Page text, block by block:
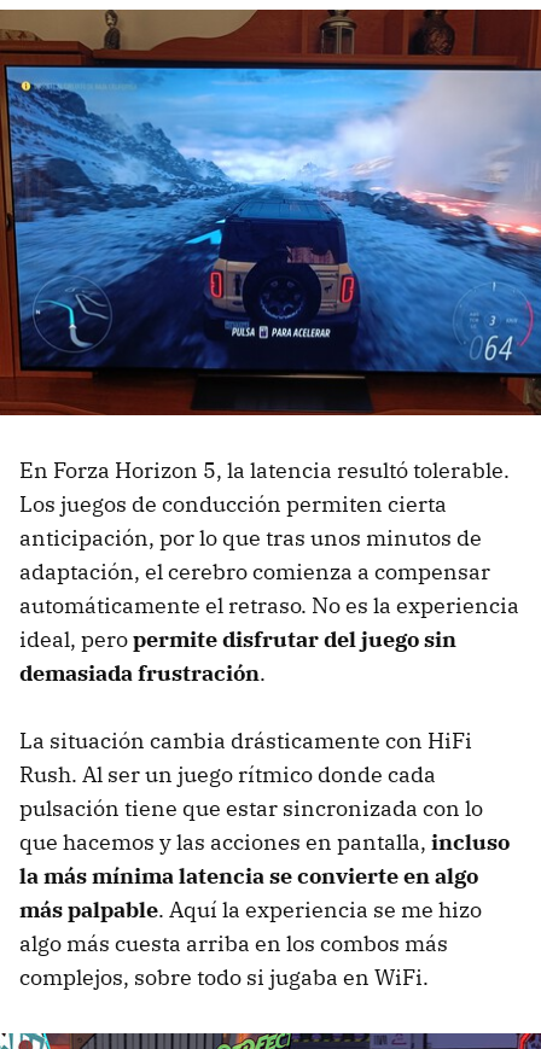
En Forza Horizon 5, la latencia resultó tolerable.
Los juegos de conducción permiten cierta
anticipación, por lo que tras unos minutos de
adaptación, el cerebro comienza a compensar
automáticamente el retraso. No es la experiencia
ideal, peropermite disfrutar del juego sin
demasiada frustración.
La situación cambia drásticamente con HiFi
Rush. Al ser un juego rítmico donde cada
pulsación tiene que estar sincronizada con lo
que hacemos y las acciones en pantalla, incluso
la más mínima latencia se convierte en algo
más palpable. Aquí la experiencia se me hizo
algo más cuesta arriba en los combos más
complejos, sobre todo si jugaba en WiFi.